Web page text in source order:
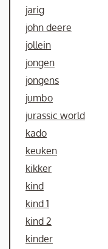
jarig
john deere
jollein
jongen
jongens
jumbo
jurassic world
kado
keuken
kikker
kind
kind 1
kind 2
kinder